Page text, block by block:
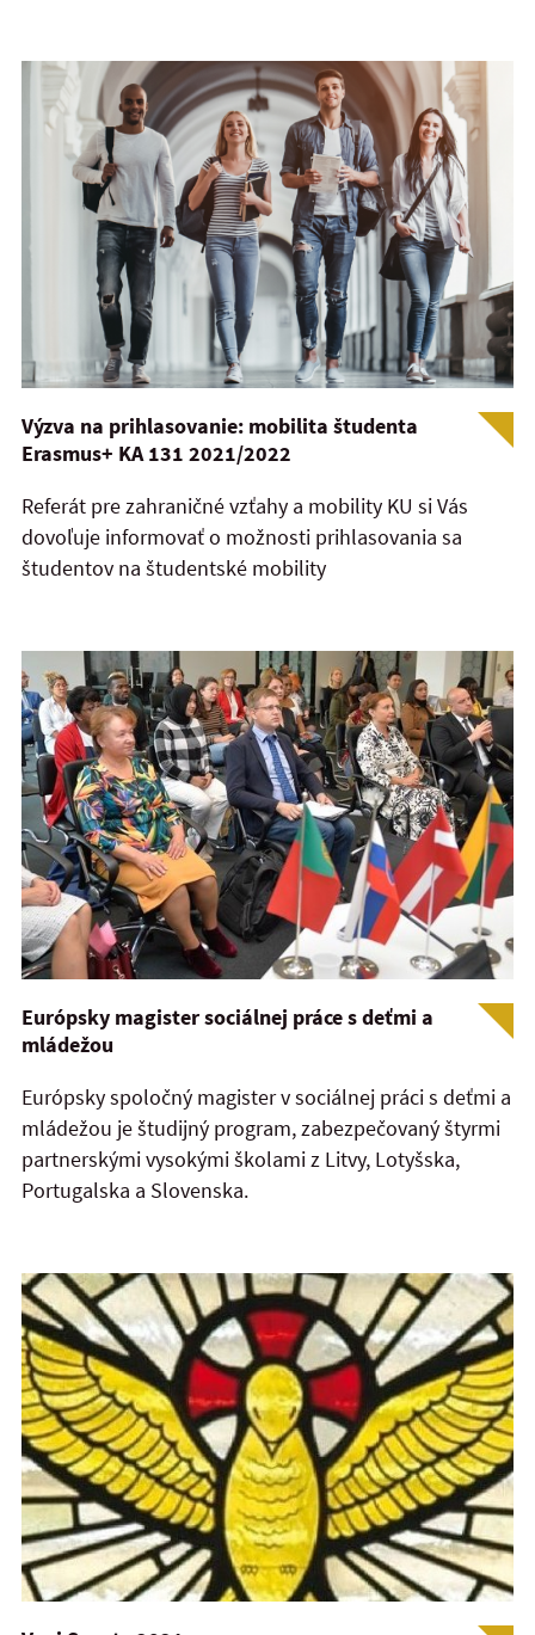
Výzva na prihlasovanie: mobilita študenta
Erasmus+ KA 131 2021/2022
Referát pre zahraničné vzťahy a mobility KU si Vás
dovoľuje informovať o možnosti prihlasovania sa
študentov na študentské mobility
Európsky magister sociálnej práce s deťmi a
mládežou
Európsky spoločný magister v sociálnej práci s deťmi a
mládežou je študijný program, zabezpečovaný štyrmi
partnerskými vysokými školami z Litvy, Lotyšska,
Portugalska a Slovenska.